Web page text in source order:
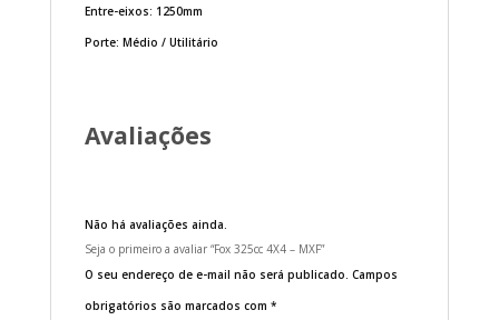
Entre-eixos: 1250mm
Porte: Médio / Utilitário
Avaliações
Não há avaliações ainda.
Seja o primeiro a avaliar “Fox 325cc 4X4 – MXF”
O seu endereço de e-mail não será publicado. Campos
obrigatórios são marcados com *